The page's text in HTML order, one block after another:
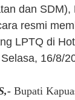
dan SDM),
resmi
LPTQ di
16/8/
Bupati